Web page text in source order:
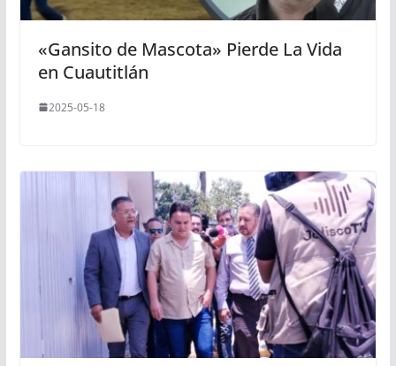
«Gansito de Mascota» Pierde La Vida
en Cuautitlán
2025-05-18